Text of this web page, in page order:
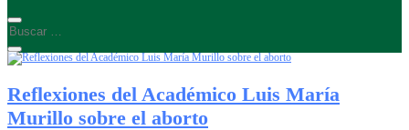
Reflexiones del Académico Luis María
Murillo sobre el aborto